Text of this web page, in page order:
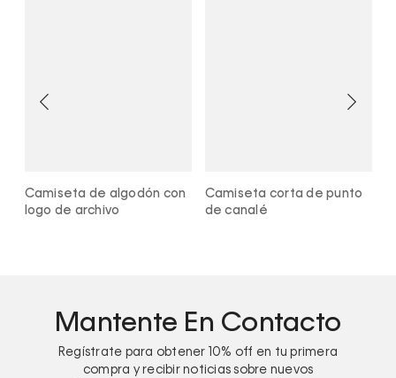
Camiseta de algodón con
logo de archivo
Camiseta corta de punto
de canalé
Mantente En Contacto
Regístrate para obtener 10% off en tu primera
compra y recibir noticias sobre nuevos